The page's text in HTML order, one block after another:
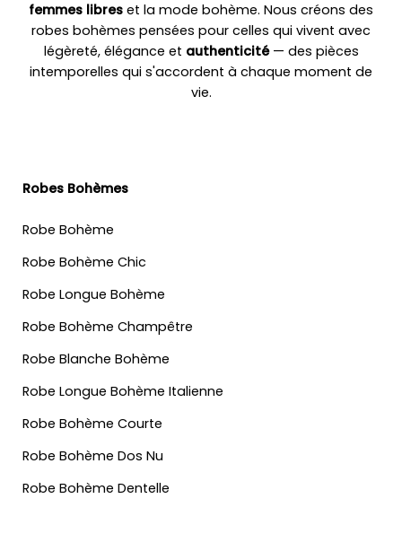
femmes libres et la mode bohème. Nous créons des
robes bohèmes pensées pour celles qui vivent avec
légèreté, élégance et authenticité— des pièces
intemporelles qui s'accordent à chaque moment de
vie.
Robes Bohèmes
Robe Bohème
Robe Bohème Chic
Robe Longue Bohème
Robe Bohème Champêtre
Robe Blanche Bohème
Robe Longue Bohème Italienne
Robe Bohème Courte
Robe Bohème Dos Nu
Robe Bohème Dentelle